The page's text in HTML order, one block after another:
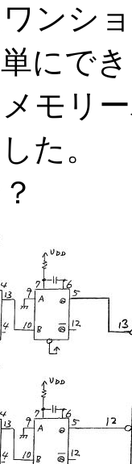
ンシ
にで
モリ
た。